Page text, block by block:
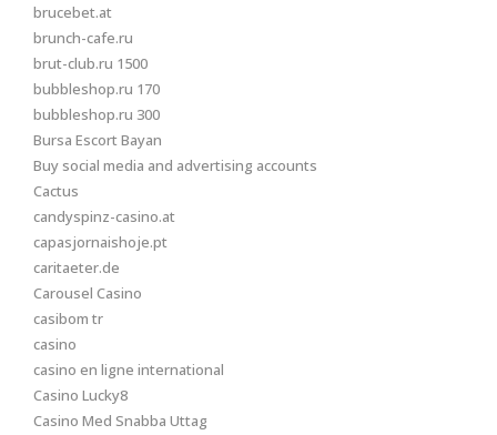
brucebet.at
brunch-cafe.ru
brut-club.ru 1500
bubbleshop.ru 170
bubbleshop.ru 300
Bursa Escort Bayan
Buy social media and advertising accounts
Cactus
candyspinz-casino.at
capasjornaishoje.pt
caritaeter.de
Carousel Casino
casibom tr
casino
casino en ligne international
Casino Lucky8
Casino Med Snabba Uttag